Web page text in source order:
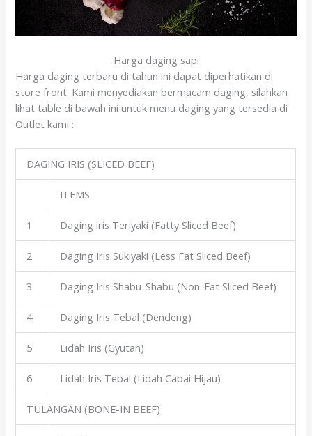
Harga daging sapi
Harga daging terbaru di tahun ini dapat diperhatikan di
store front. Kami menyediakan bermacam daging, silahkan
lihat table di bawah ini untuk menu daging yang tersedia di
Outlet kami :
DAGING IRIS (SLICED BEEF)
ITEMS
1 Daging iris Teriyaki (Fatty Sliced Beef)
2 Daging Iris Sukiyaki (Less Fat Sliced Beef)
3 Daging Iris Shabu-Shabu (Non-Fat Sliced Beef)
4 Daging Iris Tebal (Dendeng)
5 Lidah Iris (Gyutan)
6 Lidah Iris Tebal (Lidah Cabai Hijau)
TULANGAN (BONE-IN BEEF)